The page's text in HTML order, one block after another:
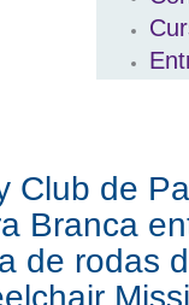
Club de
Branca
de rodas